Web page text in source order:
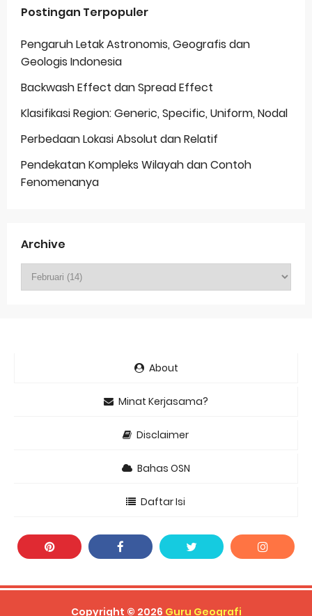
Postingan Terpopuler
Pengaruh Letak Astronomis, Geografis dan
Geologis Indonesia
Backwash Effect dan Spread Effect
Klasifikasi Region: Generic, Specific, Uniform, Nodal
Perbedaan Lokasi Absolut dan Relatif
Pendekatan Kompleks Wilayah dan Contoh
Fenomenanya
Archive
About
Minat Kerjasama?
Disclaimer
Bahas OSN
Daftar Isi
Copyright © 2026 Guru Geografi